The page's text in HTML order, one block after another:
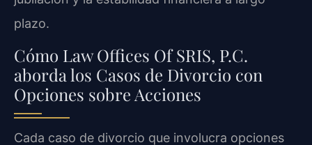
plazo.
Cómo Law Offices Of SRIS, P.C.
aborda los Casos de Divorcio con
Opciones sobre Acciones
Cada caso de divorcio que involucra opciones